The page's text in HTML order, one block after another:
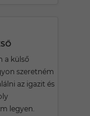
a külső
szeretném
az igazit és
legyen.